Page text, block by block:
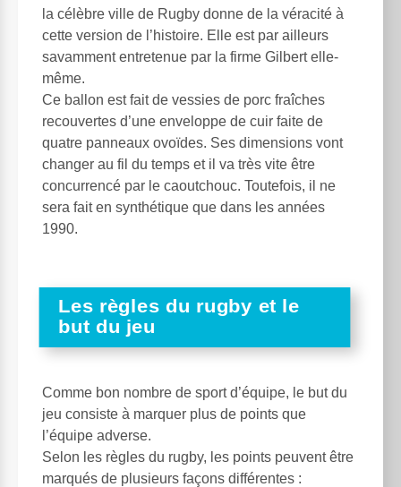
la célèbre ville de Rugby donne de la véracité à
cette version de l’histoire. Elle est par ailleurs
savamment entretenue par la firme Gilbert elle-
même.
Ce ballon est fait de vessies de porc fraîches
recouvertes d’une enveloppe de cuir faite de
quatre panneaux ovoïdes. Ses dimensions vont
changer au fil du temps et il va très vite être
concurrencé par le caoutchouc. Toutefois, il ne
sera fait en synthétique que dans les années
1990.
Les règles du rugby et le
but du jeu
Comme bon nombre de sport d’équipe, le but du
jeu consiste à marquer plus de points que
l’équipe adverse.
Selon les règles du rugby, les points peuvent être
marqués de plusieurs façons différentes :